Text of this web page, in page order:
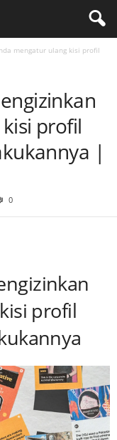
mengatur ulang kisi profil
profil
|
0
profil